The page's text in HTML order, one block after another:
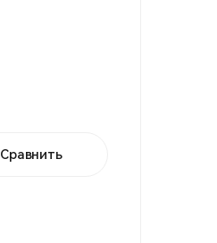
Сравнить